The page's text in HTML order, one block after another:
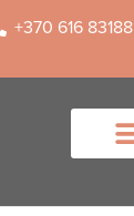
+370 616 83188